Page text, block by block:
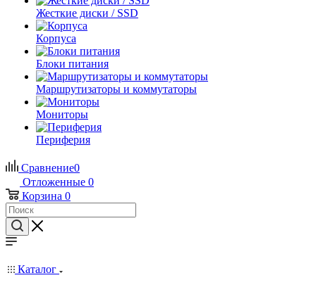
Жесткие диски / SSD
Корпуса
Блоки питания
Маршрутизаторы и коммутаторы
Мониторы
Периферия
Сравнение0
Отложенные 0
Корзина 0
Каталог